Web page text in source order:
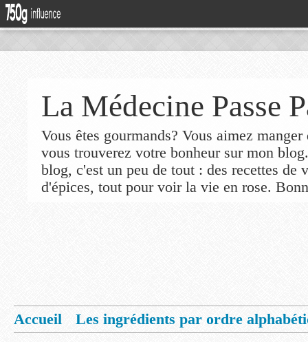
La Médecine Passe
Vous êtes gourmands? Vous aimez
vous trouverez votre bonheur sur mon
blog, c'est un peu de tout : des recettes de
d'épices, tout pour voir la vie en rose.
Accueil
Les ingrédients par ordre